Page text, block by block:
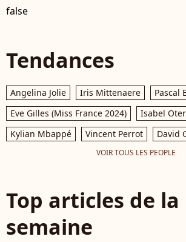
false
Tendances
Angelina Jolie Iris Mittenaere
Pascal
Eve Gilles (Miss France 2024)
Isabel
Kylian Mbappé
Vincent Perrot David
VOIR TOUS LES PEOPLE
Top articles de la
semaine